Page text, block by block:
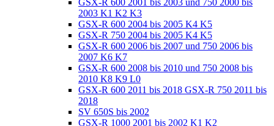
GSX-R 600 2001 bis 2003 und 750 2000 bis
2003 K1 K2 K3
GSX-R 600 2004 bis 2005 K4 K5
GSX-R 750 2004 bis 2005 K4 K5
GSX-R 600 2006 bis 2007 und 750 2006 bis
2007 K6 K7
GSX-R 600 2008 bis 2010 und 750 2008 bis
2010 K8 K9 L0
GSX-R 600 2011 bis 2018 GSX-R 750 2011 bis
2018
SV 650S bis 2002
GSX-R 1000 2001 bis 2002 K1 K2